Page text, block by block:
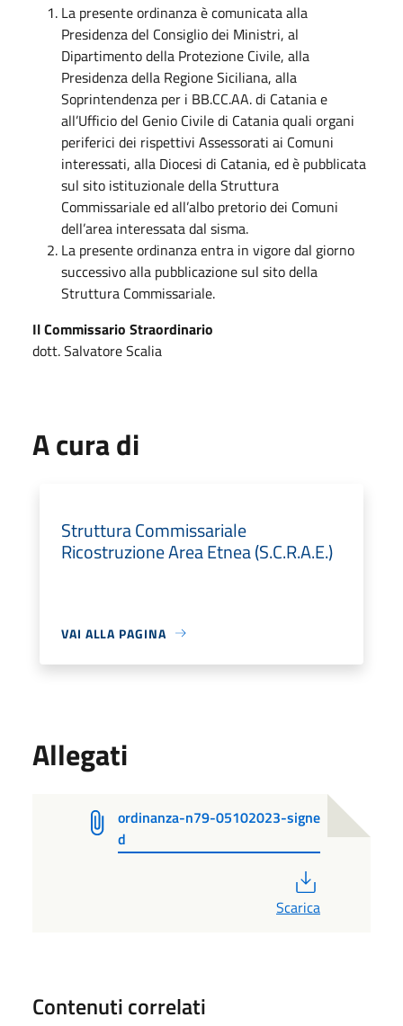
La presente ordinanza è comunicata alla
Presidenza del Consiglio dei Ministri, al
Dipartimento della Protezione Civile, alla
Presidenza della Regione Siciliana, alla
Soprintendenza per i BB.CC.AA. di Catania e
all’Ufficio del Genio Civile di Catania quali organi
periferici dei rispettivi Assessorati ai Comuni
interessati, alla Diocesi di Catania, ed è pubblicata
sul sito istituzionale della Struttura
Commissariale ed all’albo pretorio dei Comuni
dell’area interessata dal sisma.
La presente ordinanza entra in vigore dal giorno
successivo alla pubblicazione sul sito della
Struttura Commissariale.
Il Commissario Straordinario
dott. Salvatore Scalia
A cura di
Struttura Commissariale
Ricostruzione Area Etnea (S.C.R.A.E.)
VAI ALLA PAGINA
Allegati
ordinanza-n79-05102023-signe
d
Scarica
Contenuti correlati